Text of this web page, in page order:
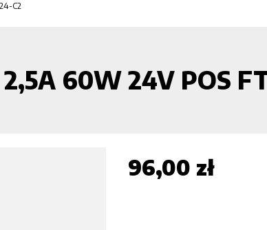
C2
60W 24V POS
96,00 zł